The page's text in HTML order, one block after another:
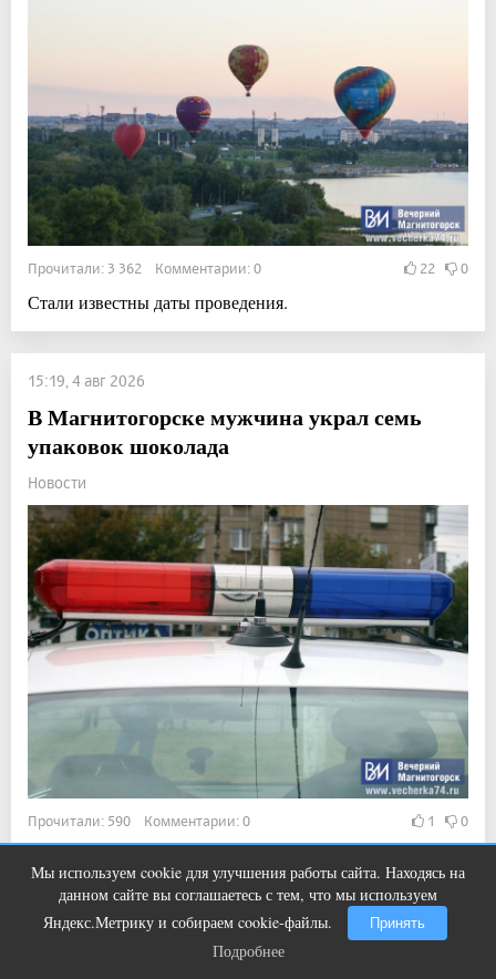
Прочитали: 3 362 Комментарии: 0 22 0
Стали известны даты проведения.
15:19, 4 авг 2026
В Магнитогорске мужчина украл семь
упаковок шоколада
Новости
Прочитали: 590 Комментарии: 0 1 0
денежные средства потратил на собственные нужды.
Показать ещё
Мы используем cookie для улучшения работы сайта. Находясь на
данном сайте вы соглашаетесь с тем, что мы используем
Яндекс.Метрику и собираем cookie-файлы.
Принять
Подробнее
Ногти будут чистыми! Домашний
метод убьет грибок, возьмите 3%-ю…
Подробнее